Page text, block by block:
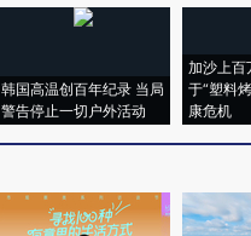
韩国高温创百年纪录 当局
警告停止一切户外活动
加沙上百
于“塑料
康危机